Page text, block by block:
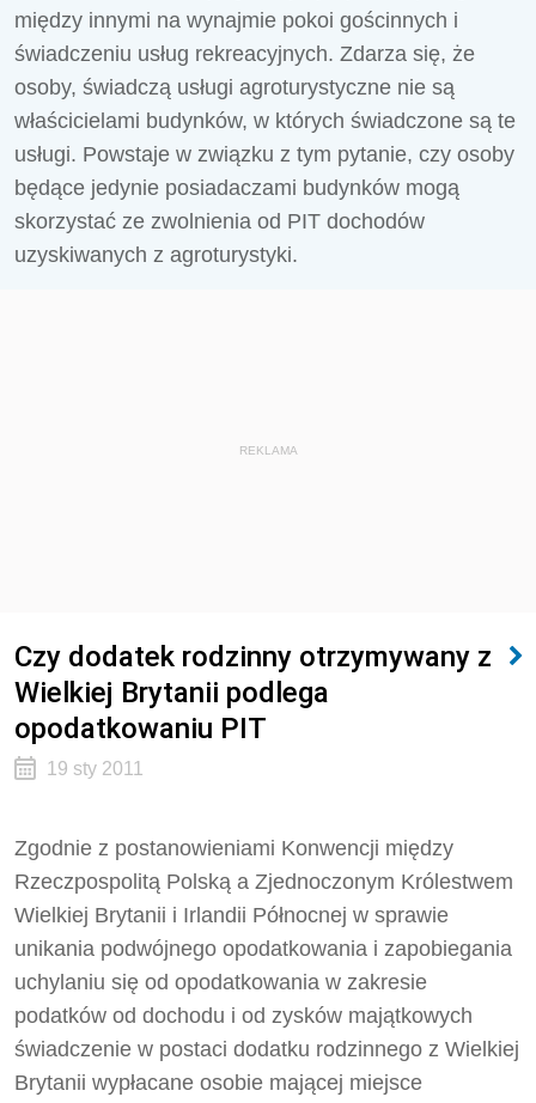
między innymi na wynajmie pokoi gościnnych i
świadczeniu usług rekreacyjnych. Zdarza się, że
osoby, świadczą usługi agroturystyczne nie są
właścicielami budynków, w których świadczone są te
usługi. Powstaje w związku z tym pytanie, czy osoby
będące jedynie posiadaczami budynków mogą
skorzystać ze zwolnienia od PIT dochodów
uzyskiwanych z agroturystyki.
REKLAMA
Czy dodatek rodzinny otrzymywany z
Wielkiej Brytanii podlega
opodatkowaniu PIT
19 sty 2011
Zgodnie z postanowieniami Konwencji między
Rzeczpospolitą Polską a Zjednoczonym Królestwem
Wielkiej Brytanii i Irlandii Północnej w sprawie
unikania podwójnego opodatkowania i zapobiegania
uchylaniu się od opodatkowania w zakresie
podatków od dochodu i od zysków majątkowych
świadczenie w postaci dodatku rodzinnego z Wielkiej
Brytanii wypłacane osobie mającej miejsce